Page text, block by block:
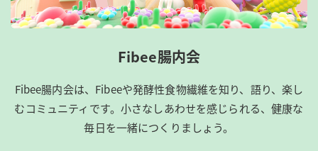
Fibee腸内会
Fibee腸内会は、​Fibeeや発酵性食物繊維を知り、語り、楽し
むコミュニティです。​小さなしあわせを感じられる、健康な
毎日を一緒につくりましょう。